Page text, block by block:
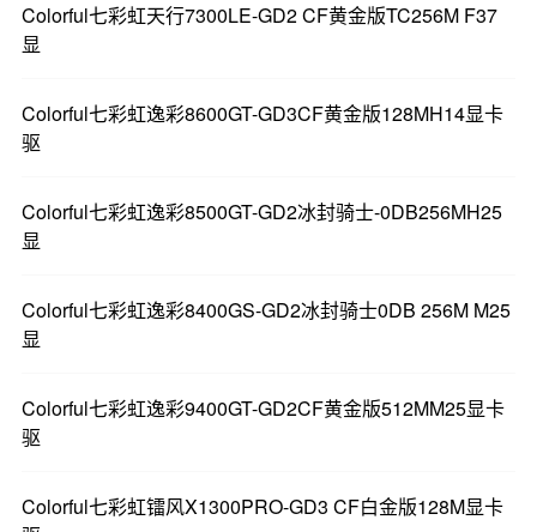
Colorful七彩虹天行7300LE-GD2 CF黄金版TC256M F37
显
Colorful七彩虹逸彩8600GT-GD3CF黄金版128MH14显卡
驱
Colorful七彩虹逸彩8500GT-GD2冰封骑士-0DB256MH25
显
Colorful七彩虹逸彩8400GS-GD2冰封骑士0DB 256M M25
显
Colorful七彩虹逸彩9400GT-GD2CF黄金版512MM25显卡
驱
Colorful七彩虹镭风X1300PRO-GD3 CF白金版128M显卡